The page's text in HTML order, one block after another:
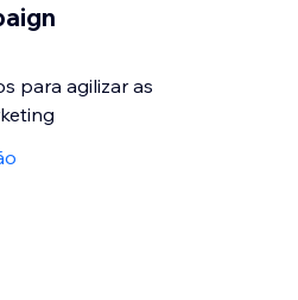
para agilizar as